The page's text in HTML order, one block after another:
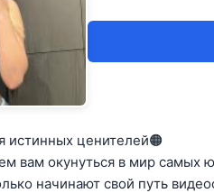
истинных ценителей🟠
вам окунуться в мир самых
начинают свой путь